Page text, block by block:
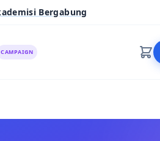
Bergabung
CAMPAIGN